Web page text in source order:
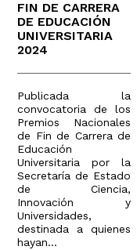
FIN DE CARRERA
DE EDUCACIÓN
UNIVERSITARIA
2024
Publicada la
convocatoria de los
Premios Nacionales
de Fin de Carrera de
Educación
Universitaria por la
Secretaría de Estado
de Ciencia,
Innovación y
Universidades,
destinada a quienes
hayan...